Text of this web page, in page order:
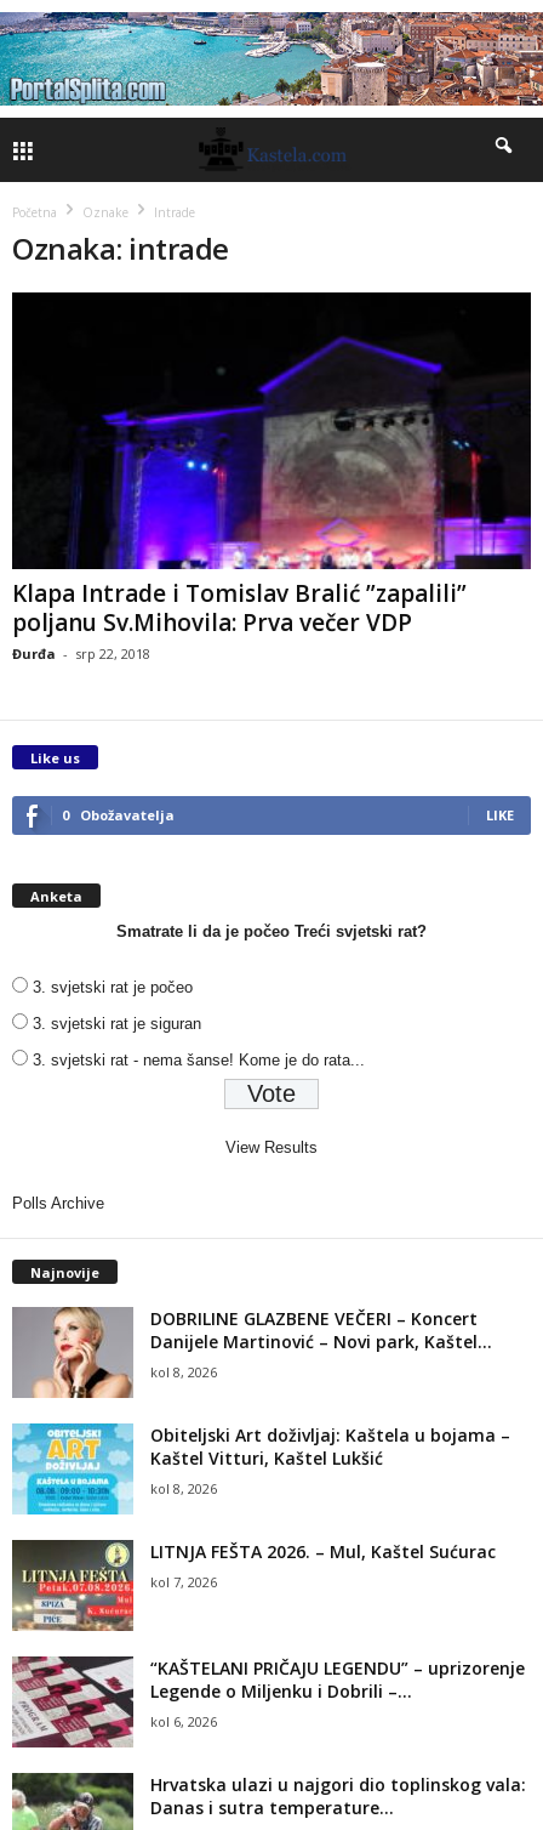
Početna Oznake Intrade
Oznaka: intrade
Klapa Intrade i Tomislav Bralić ”zapalili”
poljanu Sv.Mihovila: Prva večer VDP
Đurđa - srp 22, 2018
Like us
0 Obožavatelja LIKE
Anketa
Smatrate li da je počeo Treći svjetski rat?
3. svjetski rat je počeo
3. svjetski rat je siguran
3. svjetski rat - nema šanse! Kome je do rata...
View Results
Polls Archive
Najnovije
DOBRILINE GLAZBENE VEČERI – Koncert
Danijele Martinović – Novi park, Kaštel...
kol 8, 2026
Obiteljski Art doživljaj: Kaštela u bojama –
Kaštel Vitturi, Kaštel Lukšić
kol 8, 2026
LITNJA FEŠTA 2026. – Mul, Kaštel Sućurac
kol 7, 2026
“KAŠTELANI PRIČAJU LEGENDU” – uprizorenje
Legende o Miljenku i Dobrili –...
kol 6, 2026
Hrvatska ulazi u najgori dio toplinskog vala:
Danas i sutra temperature...